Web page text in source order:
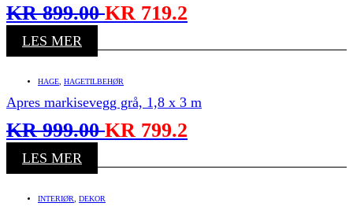
KR899.00KR 719.2
LES MER
HAGE HAGETILBEHØR
Apres markisevegg grå, 1,8 x 3 m
KR999.00KR 799.2
LES MER
INTERIØR DEKOR